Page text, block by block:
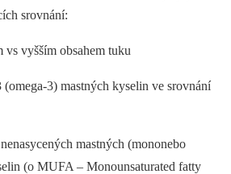
srovnání:
vs vyšším obsahem tuku
(omega-3) mastných kyselin ve srovnání
mastných (mononebo
(o MUFA –⁠ Monounsaturated fatty